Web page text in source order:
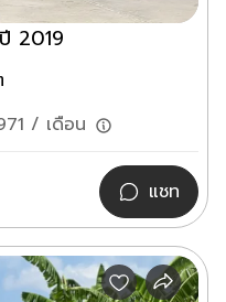
2019
/ เดือน
แชท